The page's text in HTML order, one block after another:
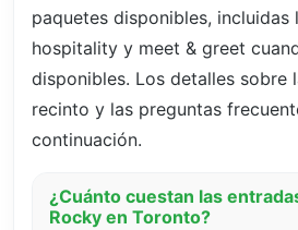
paquetes disponibles, incluidas
hospitality y meet & greet
disponibles. Los detalles sobre
recinto y las preguntas
continuación.
¿Cuánto cuestan las
Rocky en Toronto?